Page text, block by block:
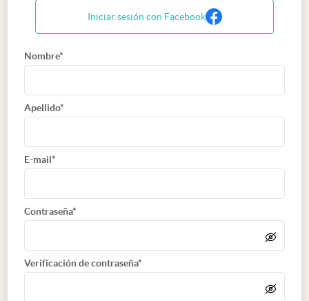
Iniciar sesión con Facebook
Nombre*
Apellido*
E-mail*
Contraseña*
Verificación de contraseña*